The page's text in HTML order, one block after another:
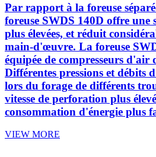
Par rapport à la foreuse
foreuse SWDS 140D offre une
plus élevées, et réduit
main-d'œuvre. La foreuse
équipée de compresseurs d'air
Différentes pressions et débits
lors du forage de différents
vitesse de perforation plus
consommation d'énergie plus
VIEW MORE